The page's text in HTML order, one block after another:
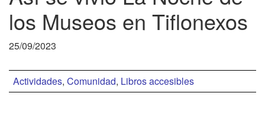
los Museos en Tiflonexos
25/09/2023
Actividades, Comunidad, Libros accesibles